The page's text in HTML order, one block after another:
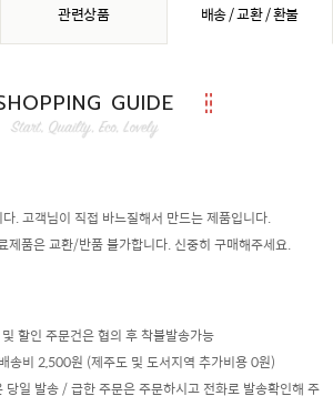
관련상품 배송 / 교환 / 환불
GUIDE
. 고객님이 직접 바느질해서 만드는 제품입니다.
품은 교환/반품 불가합니다. 신중히 구매해주세요.
할인 주문건은 협의 후 착불발송가능
송비 2,500원 (제주도 및 도서지역 추가비용 0원)
일 발송 / 급한 주문은 주문하시고 전화로 발송확인해 주